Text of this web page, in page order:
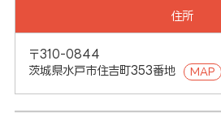
住所
〒310-0844
茨城県水戸市住吉町353番地
MAP